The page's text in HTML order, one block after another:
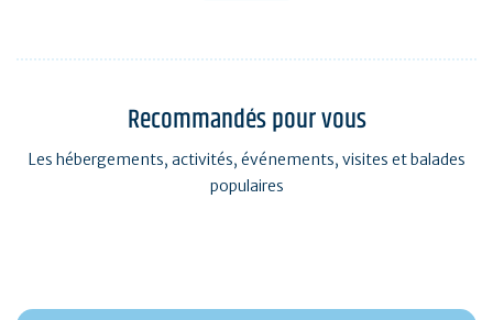
Recommandés pour vous
Les hébergements, activités, événements, visites et balades
populaires